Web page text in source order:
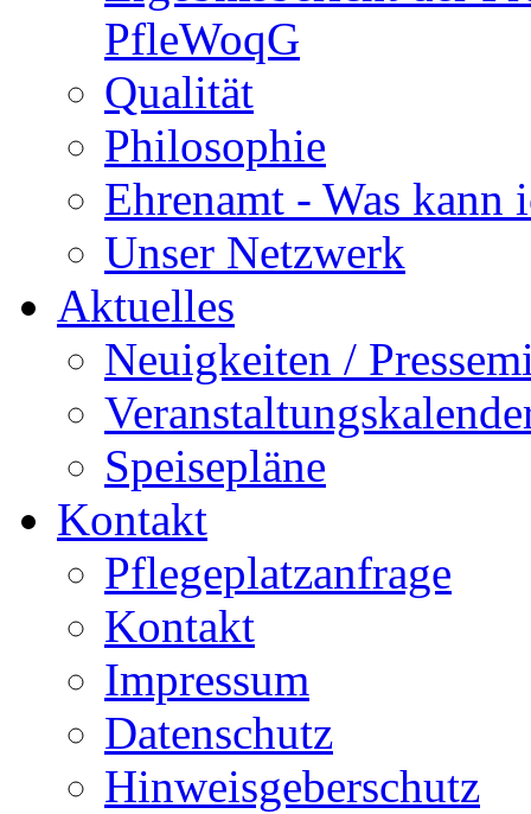
PfleWoqG
Qualität
Philosophie
Ehrenamt - Was kann
Unser Netzwerk
Aktuelles
Neuigkeiten /
Speisepläne
Kontakt
Pflegeplatzanfrage
Kontakt
Impressum
Datenschutz
Hinweisgeberschutz